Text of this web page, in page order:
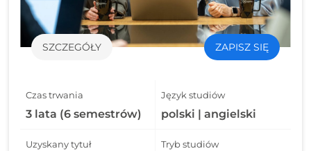
SZCZEGÓŁY ZAPISZ SIĘ
Czas trwania
3 lata (6 semestrów)
Język studiów
polski | angielski
Uzyskany tytuł Tryb studiów